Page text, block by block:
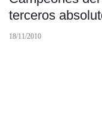
terceros
18/11/2010